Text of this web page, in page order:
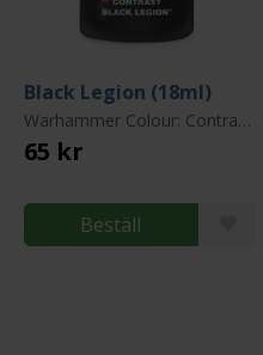
Black Legion (18ml)
Warhammer Colour: Contrast Paint
65 kr
Beställ